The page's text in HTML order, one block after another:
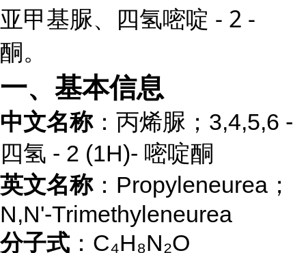
亚甲基脲、四氢嘧啶 - 2 -
酮。
一、基本信息
中文名称：丙烯脲；3,4,5,6 -
四氢 - 2 (1H)- 嘧啶酮
英文名称：Propyleneurea；
N,N'-Trimethyleneurea
分子式 ：C₄H₈N₂O